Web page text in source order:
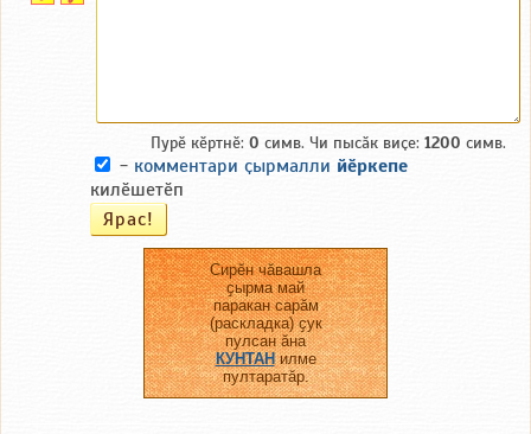
Пурӗ кӗртнӗ: 0 симв. Чи пысӑк виҫе: 1200 симв.
- комментари ҫырмалли йӗркепе
килӗшетӗп
Сирӗн чӑвашла
ҫырма май
паракан сарӑм
(раскладка) ҫук
пулсан ӑна
КУНТАНилме
пултаратӑр.